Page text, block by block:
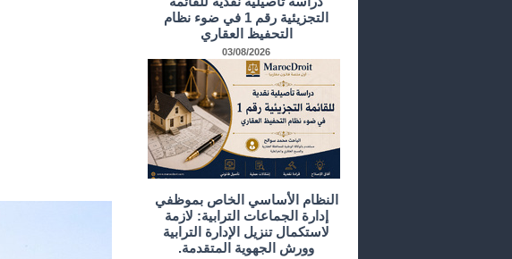
التجزيئية رقم 1 في ضوء نظام
التحفيظ العقاري
03/08/2026
النظام الأساسي الخاص بموظفي
إدارة الجماعات الترابية: لازمة
لاستكمال تنزيل الإدارة الترابية
وورش الجهوية المتقدمة.